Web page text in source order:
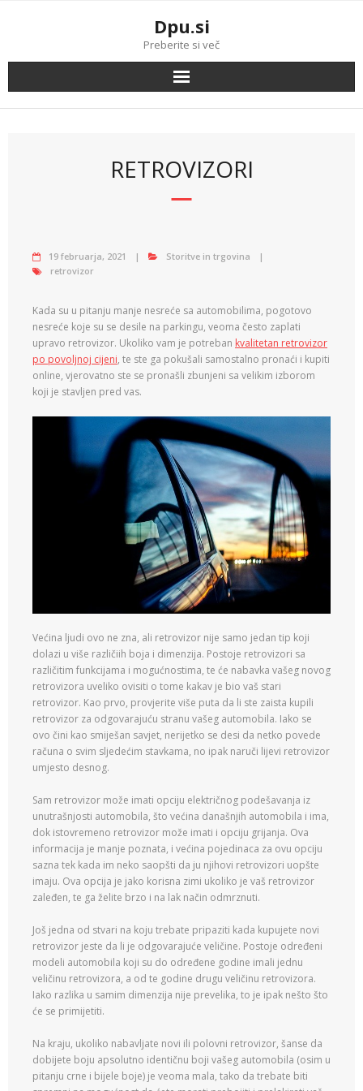
Dpu.si
Preberite si več
RETROVIZORI
19 februarja, 2021
Storitve in trgovina
retrovizor
Kada su u pitanju manje nesreće sa automobilima, pogotovo
nesreće koje su se desile na parkingu, veoma često zaplati
upravo retrovizor. Ukoliko vam je potreban kvalitetan retrovizor
po povoljnoj cijeni, te ste ga pokušali samostalno pronaći i kupiti
online, vjerovatno ste se pronašli zbunjeni sa velikim izborom
koji je stavljen pred vas.
Većina ljudi ovo ne zna, ali retrovizor nije samo jedan tip koji
dolazi u više različiih boja i dimenzija. Postoje retrovizori sa
različitim funkcijama i mogućnostima, te će nabavka vašeg novog
retrovizora uveliko ovisiti o tome kakav je bio vaš stari
retrovizor. Kao prvo, provjerite više puta da li ste zaista kupili
retrovizor za odgovarajuću stranu vašeg automobila. Iako se
ovo čini kao smiješan savjet, nerijetko se desi da netko povede
računa o svim sljedećim stavkama, no ipak naruči lijevi retrovizor
umjesto desnog.
Sam retrovizor može imati opciju električnog podešavanja iz
unutrašnjosti automobila, što većina današnjih automobila i ima,
dok istovremeno retrovizor može imati i opciju grijanja. Ova
informacija je manje poznata, i većina pojedinaca za ovu opciju
sazna tek kada im neko saopšti da ju njihovi retrovizori uopšte
imaju. Ova opcija je jako korisna zimi ukoliko je vaš retrovizor
zaleđen, te ga želite brzo i na lak način odmrznuti.
Još jedna od stvari na koju trebate pripaziti kada kupujete novi
retrovizor jeste da li je odgovarajuće veličine. Postoje određeni
modeli automobila koji su do određene godine imali jednu
veličinu retrovizora, a od te godine drugu veličinu retrovizora.
Iako razlika u samim dimenzija nije prevelika, to je ipak nešto što
će se primijetiti.
Na kraju, ukoliko nabavljate novi ili polovni retrovizor, šanse da
dobijete boju apsolutno identičnu boji vašeg automobila (osim u
pitanju crne i bijele boje) je veoma mala, tako da trebate biti